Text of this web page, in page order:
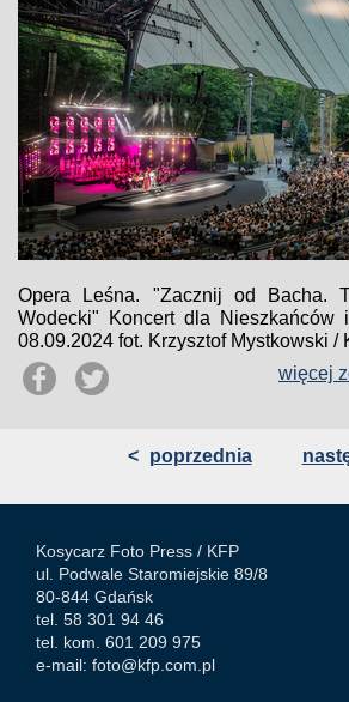
Opera Leśna. "Zacznij od Bacha.
Wodecki" Koncert dla Nieszkańców
08.09.2024 fot. Krzysztof Mystkowski /
więcej
< poprzednia
Kosycarz Foto Press / KFP
ul. Podwale Staromiejskie 89/8
80-844 Gdańsk
tel. 58 301 94 46
tel. kom. 601 209 975
e-mail: foto@kfp.com.pl